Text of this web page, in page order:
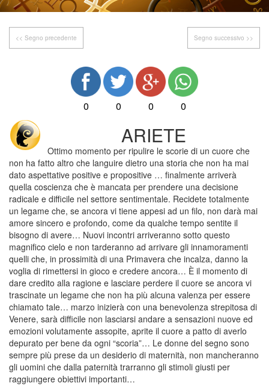
<< Segno precedente Segno successivo >>
0 0 0 0
ARIETE
Ottimo momento per ripulire le scorie di un cuore che
non ha fatto altro che languire dietro una storia che non ha mai
dato aspettative positive e propositive … finalmente arriverà
quella coscienza che è mancata per prendere una decisione
radicale e difficile nel settore sentimentale. Recidete totalmente
un legame che, se ancora vi tiene appesi ad un filo, non darà mai
amore sincero e profondo, come da qualche tempo sentite il
bisogno di avere… Nuovi incontri arriveranno sotto questo
magnifico cielo e non tarderanno ad arrivare gli innamoramenti
quelli che, in prossimità di una Primavera che incalza, danno la
voglia di rimettersi in gioco e credere ancora… È il momento di
dare credito alla ragione e lasciare perdere il cuore se ancora vi
trascinate un legame che non ha più alcuna valenza per essere
chiamato tale… marzo inizierà con una benevolenza strepitosa di
Venere, sarà difficile non lasciarsi andare a sensazioni nuove ed
emozioni volutamente assopite, aprite il cuore a patto di averlo
depurato per bene da ogni “scoria”… Le donne del segno sono
sempre più prese da un desiderio di maternità, non mancheranno
gli uomini che dalla paternità trarranno gli stimoli giusti per
raggiungere obiettivi importanti…